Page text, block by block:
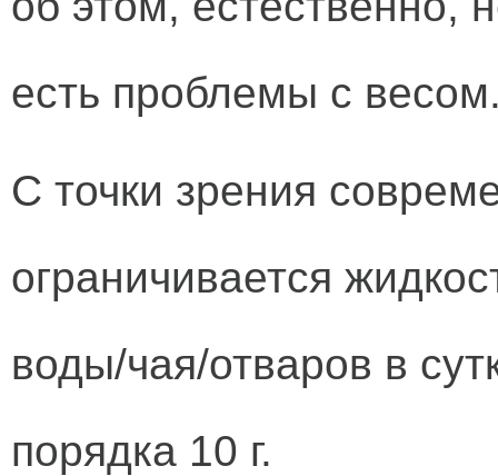
есть проблемы с
С точки зрения
ограничивается
воды/чая/отваров в
порядка 10 г.